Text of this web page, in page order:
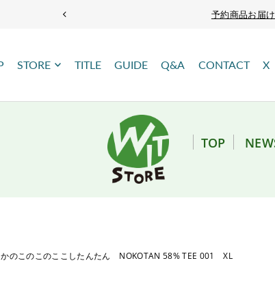
予約商品お届
STORE TITLE GUIDE Q&A CONTACT X
TOP
かのこのこのここしたんたん NOKOTAN 58% TEE 001 XL